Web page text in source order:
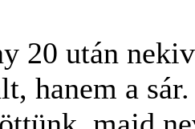
20 után
hanem a